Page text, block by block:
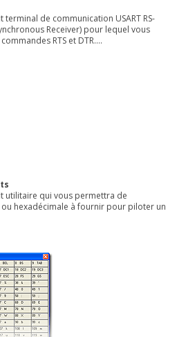
terminal de communication USART RS-
Receiver) pour lequel vous
RTS et DTR....
utilitaire qui vous permettra de
hexadécimale à fournir pour piloter un